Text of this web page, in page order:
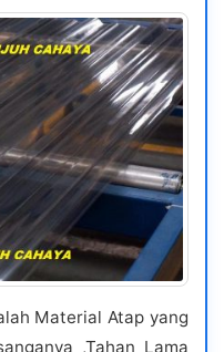
Material Atap yang
,Tahan Lama